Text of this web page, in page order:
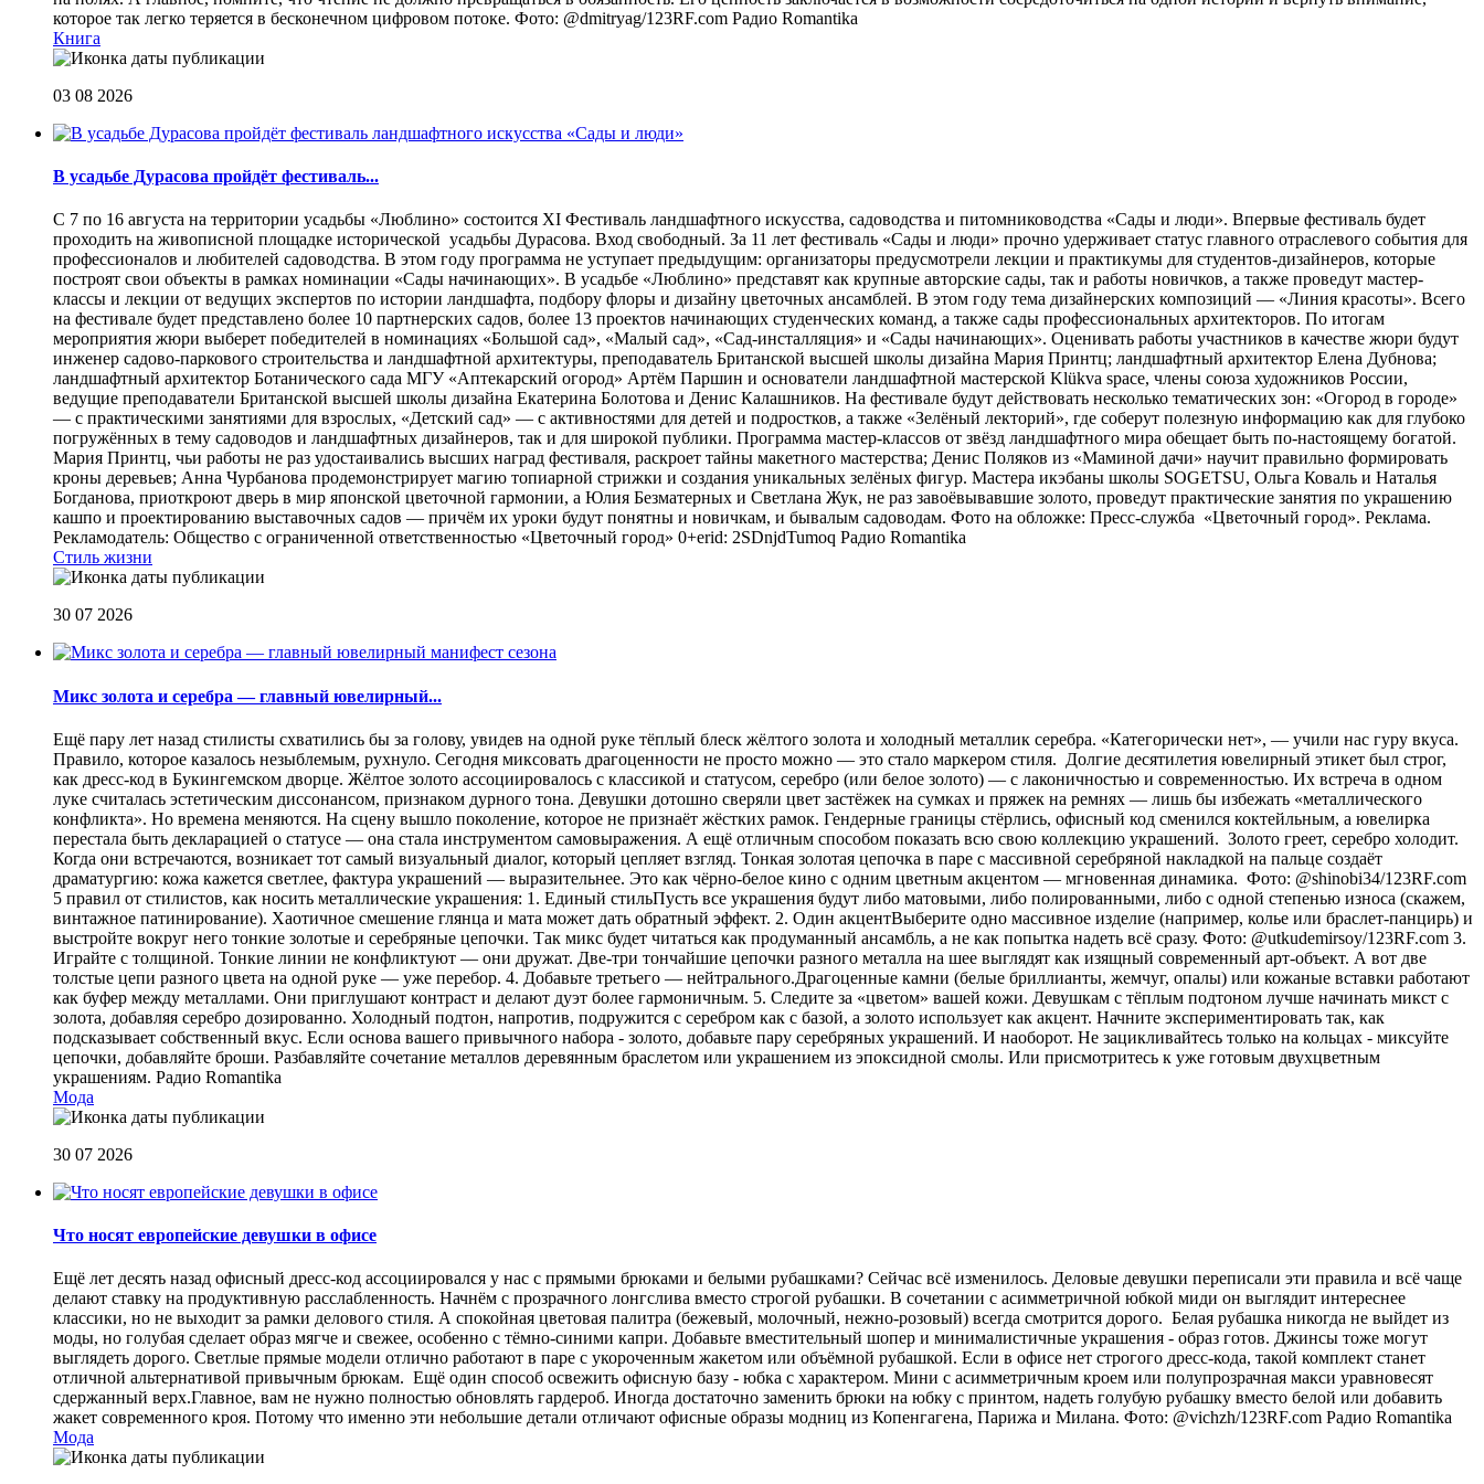
которое так легко теряется в бесконечном цифровом потоке. Фото: @dmitryag/123RF.com Радио Romantika
Книга
03 08 2026
В усадьбе Дурасова пройдёт фестиваль...
С 7 по 16 августа на территории усадьбы «Люблино» состоится XI Фестиваль ландшафтного искусства, садоводства и питомниководства «Сады и люди». Впервые фестиваль будет
проходить на живописной площадке исторической усадьбы Дурасова. Вход свободный. За 11 лет фестиваль «Сады и люди» прочно удерживает статус главного отраслевого события для
профессионалов и любителей садоводства. В этом году программа не уступает предыдущим: организаторы предусмотрели лекции и практикумы для студентов-дизайнеров, которые
построят свои объекты в рамках номинации «Сады начинающих». В усадьбе «Люблино» представят как крупные авторские сады, так и работы новичков, а также проведут мастер-
классы и лекции от ведущих экспертов по истории ландшафта, подбору флоры и дизайну цветочных ансамблей. В этом году тема дизайнерских композиций — «Линия красоты». Всего
на фестивале будет представлено более 10 партнерских садов, более 13 проектов начинающих студенческих команд, а также сады профессиональных архитекторов. По итогам
мероприятия жюри выберет победителей в номинациях «Большой сад», «Малый сад», «Сад-инсталляция» и «Сады начинающих». Оценивать работы участников в качестве жюри будут
инженер садово-паркового строительства и ландшафтной архитектуры, преподаватель Британской высшей школы дизайна Мария Принтц; ландшафтный архитектор Елена Дубнова;
ландшафтный архитектор Ботанического сада МГУ «Аптекарский огород» Артём Паршин и основатели ландшафтной мастерской Klükva space, члены союза художников России,
ведущие преподаватели Британской высшей школы дизайна Екатерина Болотова и Денис Калашников. На фестивале будут действовать несколько тематических зон: «Огород в городе»
— с практическими занятиями для взрослых, «Детский сад» — с активностями для детей и подростков, а также «Зелёный лекторий», где соберут полезную информацию как для глубоко
погружённых в тему садоводов и ландшафтных дизайнеров, так и для широкой публики. Программа мастер-классов от звёзд ландшафтного мира обещает быть по-настоящему богатой.
Мария Принтц, чьи работы не раз удостаивались высших наград фестиваля, раскроет тайны макетного мастерства; Денис Поляков из «Маминой дачи» научит правильно формировать
кроны деревьев; Анна Чурбанова продемонстрирует магию топиарной стрижки и создания уникальных зелёных фигур. Мастера икэбаны школы SOGETSU, Ольга Коваль и Наталья
Богданова, приоткроют дверь в мир японской цветочной гармонии, а Юлия Безматерных и Светлана Жук, не раз завоёвывавшие золото, проведут практические занятия по украшению
кашпо и проектированию выставочных садов — причём их уроки будут понятны и новичкам, и бывалым садоводам. Фото на обложке: Пресс-служба «Цветочный город». Реклама.
Рекламодатель: Общество с ограниченной ответственностью «Цветочный город» 0+erid: 2SDnjdTumoq Радио Romantika
Стиль жизни
30 07 2026
Микс золота и серебра — главный ювелирный...
Ещё пару лет назад стилисты схватились бы за голову, увидев на одной руке тёплый блеск жёлтого золота и холодный металлик серебра. «Категорически нет», — учили нас гуру вкуса.
Правило, которое казалось незыблемым, рухнуло. Сегодня миксовать драгоценности не просто можно — это стало маркером стиля. Долгие десятилетия ювелирный этикет был строг,
как дресс-код в Букингемском дворце. Жёлтое золото ассоциировалось с классикой и статусом, серебро (или белое золото) — с лаконичностью и современностью. Их встреча в одном
луке считалась эстетическим диссонансом, признаком дурного тона. Девушки дотошно сверяли цвет застёжек на сумках и пряжек на ремнях — лишь бы избежать «металлического
конфликта». Но времена меняются. На сцену вышло поколение, которое не признаёт жёстких рамок. Гендерные границы стёрлись, офисный код сменился коктейльным, а ювелирка
перестала быть декларацией о статусе — она стала инструментом самовыражения. А ещё отличным способом показать всю свою коллекцию украшений. Золото греет, серебро холодит.
Когда они встречаются, возникает тот самый визуальный диалог, который цепляет взгляд. Тонкая золотая цепочка в паре с массивной серебряной накладкой на пальце создаёт
драматургию: кожа кажется светлее, фактура украшений — выразительнее. Это как чёрно-белое кино с одним цветным акцентом — мгновенная динамика. Фото: @shinobi34/123RF.com
5 правил от стилистов, как носить металлические украшения: 1. Единый стильПусть все украшения будут либо матовыми, либо полированными, либо с одной степенью износа (скажем,
винтажное патинирование). Хаотичное смешение глянца и мата может дать обратный эффект. 2. Один акцентВыберите одно массивное изделие (например, колье или браслет-панцирь) и
выстройте вокруг него тонкие золотые и серебряные цепочки. Так микс будет читаться как продуманный ансамбль, а не как попытка надеть всё сразу. Фото: @utkudemirsoy/123RF.com 3.
Играйте с толщиной. Тонкие линии не конфликтуют — они дружат. Две-три тончайшие цепочки разного металла на шее выглядят как изящный современный арт-объект. А вот две
толстые цепи разного цвета на одной руке — уже перебор. 4. Добавьте третьего — нейтрального.Драгоценные камни (белые бриллианты, жемчуг, опалы) или кожаные вставки работают
как буфер между металлами. Они приглушают контраст и делают дуэт более гармоничным. 5. Следите за «цветом» вашей кожи. Девушкам с тёплым подтоном лучше начинать микст с
золота, добавляя серебро дозированно. Холодный подтон, напротив, подружится с серебром как с базой, а золото использует как акцент. Начните экспериментировать так, как
подсказывает собственный вкус. Если основа вашего привычного набора - золото, добавьте пару серебряных украшений. И наоборот. Не зацикливайтесь только на кольцах - миксуйте
цепочки, добавляйте броши. Разбавляйте сочетание металлов деревянным браслетом или украшением из эпоксидной смолы. Или присмотритесь к уже готовым двухцветным
украшениям. Радио Romantika
Мода
30 07 2026
Что носят европейские девушки в офисе
Ещё лет десять назад офисный дресс-код ассоциировался у нас с прямыми брюками и белыми рубашками? Сейчас всё изменилось. Деловые девушки переписали эти правила и всё чаще
делают ставку на продуктивную расслабленность. Начнём с прозрачного лонгслива вместо строгой рубашки. В сочетании с асимметричной юбкой миди он выглядит интереснее
классики, но не выходит за рамки делового стиля. А спокойная цветовая палитра (бежевый, молочный, нежно-розовый) всегда смотрится дорого. Белая рубашка никогда не выйдет из
моды, но голубая сделает образ мягче и свежее, особенно с тёмно-синими капри. Добавьте вместительный шопер и минималистичные украшения - образ готов. Джинсы тоже могут
выглядеть дорого. Светлые прямые модели отлично работают в паре с укороченным жакетом или объёмной рубашкой. Если в офисе нет строгого дресс-кода, такой комплект станет
отличной альтернативой привычным брюкам. Ещё один способ освежить офисную базу - юбка с характером. Мини с асимметричным кроем или полупрозрачная макси уравновесят
сдержанный верх.Главное, вам не нужно полностью обновлять гардероб. Иногда достаточно заменить брюки на юбку с принтом, надеть голубую рубашку вместо белой или добавить
жакет современного кроя. Потому что именно эти небольшие детали отличают офисные образы модниц из Копенгагена, Парижа и Милана. Фото: @vichzh/123RF.com Радио Romantika
Мода